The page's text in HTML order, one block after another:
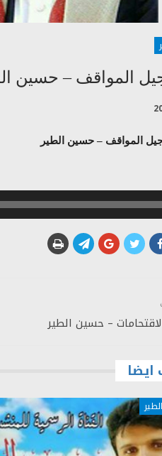
المواقف – حسين
المواقف – حسين الطير
– حسين الطير